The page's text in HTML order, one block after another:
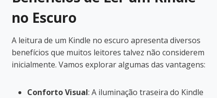
no Escuro
A leitura de um Kindle no escuro apresenta diversos
benefícios que muitos leitores talvez não considerem
inicialmente. Vamos explorar algumas das vantagens:
Conforto Visual: A iluminação traseira do Kindle